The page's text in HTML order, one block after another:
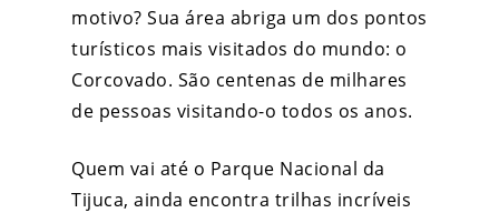
motivo? Sua área abriga um dos pontos
turísticos mais visitados do mundo: o
Corcovado. São centenas de milhares
de pessoas visitando-o todos os anos.
Quem vai até o Parque Nacional da
Tijuca, ainda encontra trilhas incríveis